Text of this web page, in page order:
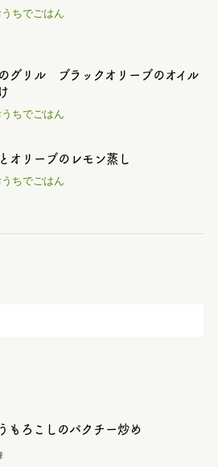
ちでごはん
グリル ブラックオリーブのオイル
ちでごはん
オリーブのレモン蒸し
ちでごはん
もろこしのパクチー炒め